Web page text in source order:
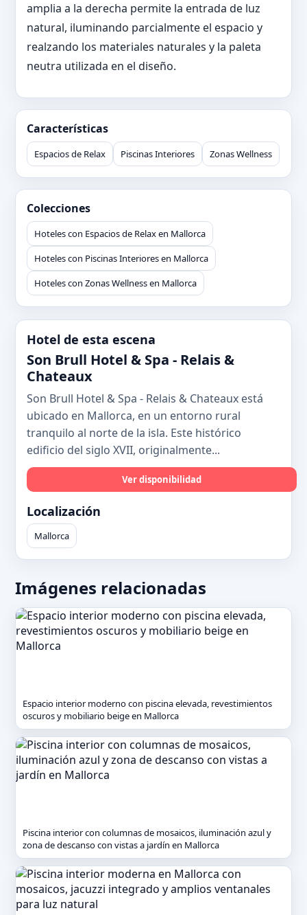
amplia a la derecha permite la entrada de luz
natural, iluminando parcialmente el espacio y
realzando los materiales naturales y la paleta
neutra utilizada en el diseño.
Características
Espacios de Relax Piscinas Interiores Zonas Wellness
Colecciones
Hoteles con Espacios de Relax en Mallorca
Hoteles con Piscinas Interiores en Mallorca
Hoteles con Zonas Wellness en Mallorca
Hotel de esta escena
Son Brull Hotel & Spa - Relais &
Chateaux
Son Brull Hotel & Spa - Relais & Chateaux está
ubicado en Mallorca, en un entorno rural
tranquilo al norte de la isla. Este histórico
edificio del siglo XVII, originalmente...
Ver disponibilidad
Localización
Mallorca
Imágenes relacionadas
Espacio interior moderno con piscina elevada, revestimientos
oscuros y mobiliario beige en Mallorca
Piscina interior con columnas de mosaicos, iluminación azul y
zona de descanso con vistas a jardín en Mallorca